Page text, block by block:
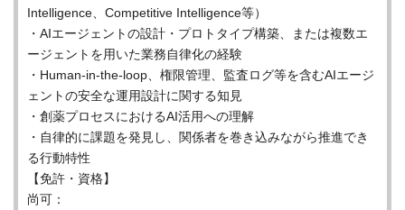
Intelligence、Competitive Intelligence等）
・AIエージェントの設計・プロトタイプ構築、または複数エ
ージェントを用いた業務自律化の経験
・Human-in-the-loop、権限管理、監査ログ等を含むAIエージ
ェントの安全な運用設計に関する知見
・創薬プロセスにおけるAI活用への理解
・自律的に課題を発見し、関係者を巻き込みながら推進でき
る行動特性
【免許・資格】
尚可：